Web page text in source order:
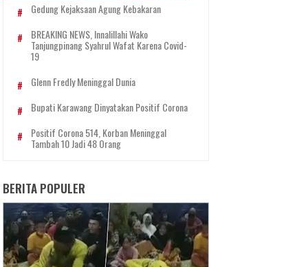
Gedung Kejaksaan Agung Kebakaran
BREAKING NEWS, Innalillahi Wako
Tanjungpinang Syahrul Wafat Karena Covid-
19
Glenn Fredly Meninggal Dunia
Bupati Karawang Dinyatakan Positif Corona
Positif Corona 514, Korban Meninggal
Tambah 10 Jadi 48 Orang
BERITA POPULER